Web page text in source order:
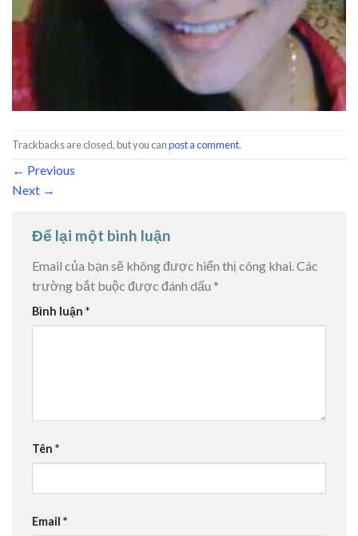
Trackbacks are closed, but you canpost a comment.
← Previous
Next →
Để lại một bình luận
Email của bạn sẽ không được hiển thị công khai.Các
trường bắt buộc được đánh dấu *
Bình luận *
Tên *
Email *